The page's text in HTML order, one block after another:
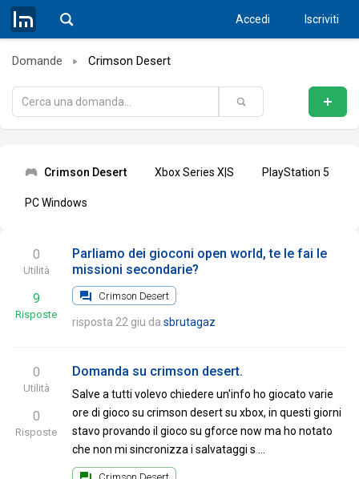
Accedi Iscriviti
Domande Crimson Desert
Crimson Desert Xbox Series X|S PlayStation 5
PC Windows
0
Utilità
9
Risposte
Parliamo dei gioconi open world, te le fai le
missioni secondarie?
Crimson Desert
risposta 22 giu da sbrutagaz
0
Utilità
0
Risposte
Domanda su crimson desert.
Salve a tutti volevo chiedere un'info ho giocato varie
ore di gioco su crimson desert su xbox, in questi giorni
stavo provando il gioco su gforce now ma ho notato
che non mi sincronizza i salvataggi s …